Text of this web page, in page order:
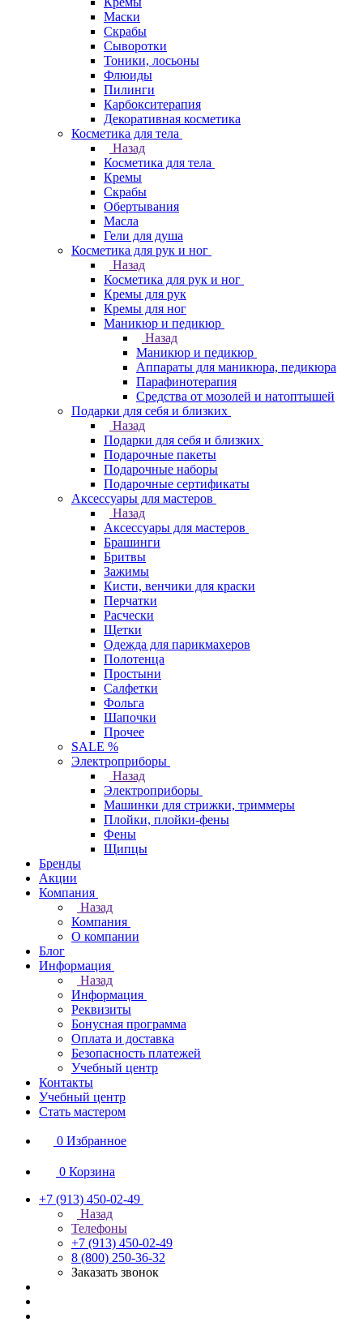
Маски
Скрабы
Сыворотки
Тоники, лосьоны
Флюиды
Пилинги
Карбокситерапия
Декоративная косметика
Косметика для тела
Назад
Косметика для тела
Кремы
Скрабы
Обертывания
Масла
Гели для душа
Косметика для рук и ног
Назад
Косметика для рук и ног
Кремы для рук
Кремы для ног
Маникюр и педикюр
Назад
Маникюр и педикюр
Аппараты для маникюра, педикюра
Парафинотерапия
Средства от мозолей и натоптышей
Подарки для себя и близких
Назад
Подарки для себя и близких
Подарочные пакеты
Подарочные наборы
Подарочные сертификаты
Аксессуары для мастеров
Назад
Аксессуары для мастеров
Брашинги
Бритвы
Зажимы
Кисти, венчики для краски
Перчатки
Расчески
Щетки
Одежда для парикмахеров
Полотенца
Простыни
Салфетки
Фольга
Шапочки
Прочее
SALE %
Электроприборы
Назад
Электроприборы
Машинки для стрижки, триммеры
Плойки, плойки-фены
Фены
Щипцы
Бренды
Акции
Компания
Назад
Компания
О компании
Блог
Информация
Назад
Информация
Реквизиты
Бонусная программа
Оплата и доставка
Безопасность платежей
Учебный центр
Контакты
Учебный центр
Стать мастером
0 Избранное
0 Корзина
+7 (913) 450-02-49
Назад
Телефоны
+7 (913) 450-02-49
8 (800) 250-36-32
Заказать звонок